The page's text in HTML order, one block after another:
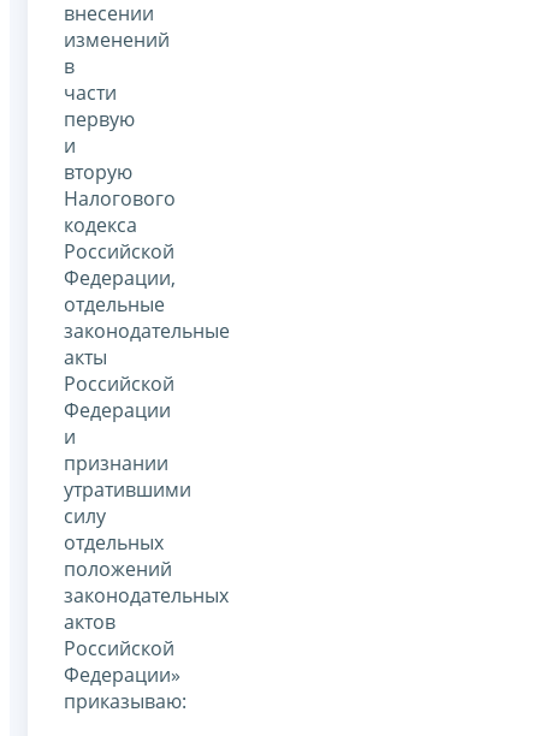
внесении
изменений
в
части
первую
и
вторую
Налогового
кодекса
Российской
Федерации,
отдельные
законодательные
акты
Российской
Федерации
и
признании
утратившими
силу
отдельных
положений
законодательных
актов
Российской
Федерации»
приказываю: